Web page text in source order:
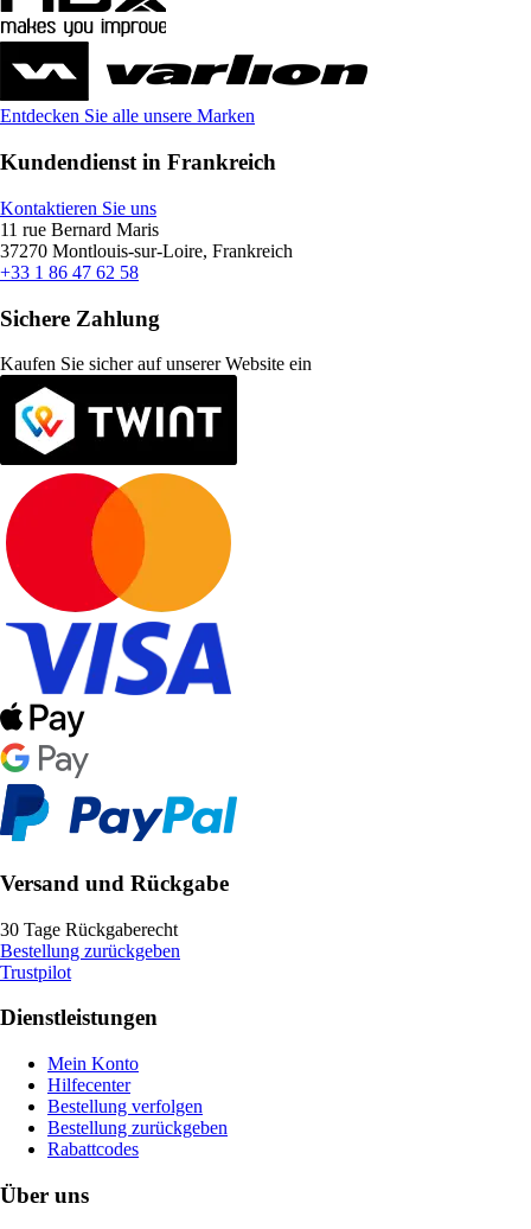
Entdecken Sie alle unsere Marken
Kundendienst in Frankreich
Kontaktieren Sie uns
11 rue Bernard Maris
37270 Montlouis-sur-Loire, Frankreich
+33 1 86 47 62 58
Sichere Zahlung
Kaufen Sie sicher auf unserer Website ein
Versand und Rückgabe
30 Tage Rückgaberecht
Bestellung zurückgeben
Trustpilot
Dienstleistungen
Mein Konto
Hilfecenter
Bestellung verfolgen
Bestellung zurückgeben
Rabattcodes
Über uns